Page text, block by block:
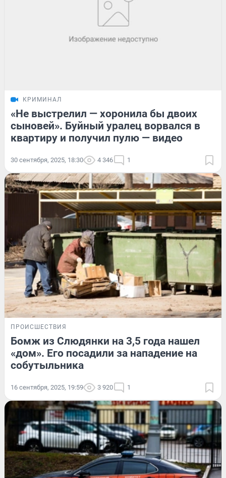
КРИМИНАЛ
«Не выстрелил — хоронила бы двоих
сыновей». Буйный уралец ворвался в
квартиру и получил пулю — видео
30 сентября, 2025, 18:30 4 346 1
ПРОИСШЕСТВИЯ
Бомж из Слюдянки на 3,5 года нашел
«дом». Его посадили за нападение на
собутыльника
16 сентября, 2025, 19:59 3 920 1